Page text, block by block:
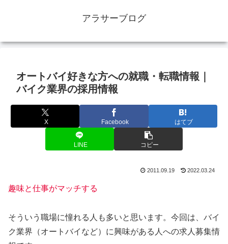
アラサーブログ
オートバイ好きな方への就職・転職情報｜
バイク業界の採用情報
X Facebook はてブ
LINE コピー
2011.09.19 2022.03.24
趣味と仕事がマッチする
そういう職場に憧れる人も多いと思います。今回は、バイ
ク業界（オートバイなど）に興味がある人への求人募集情